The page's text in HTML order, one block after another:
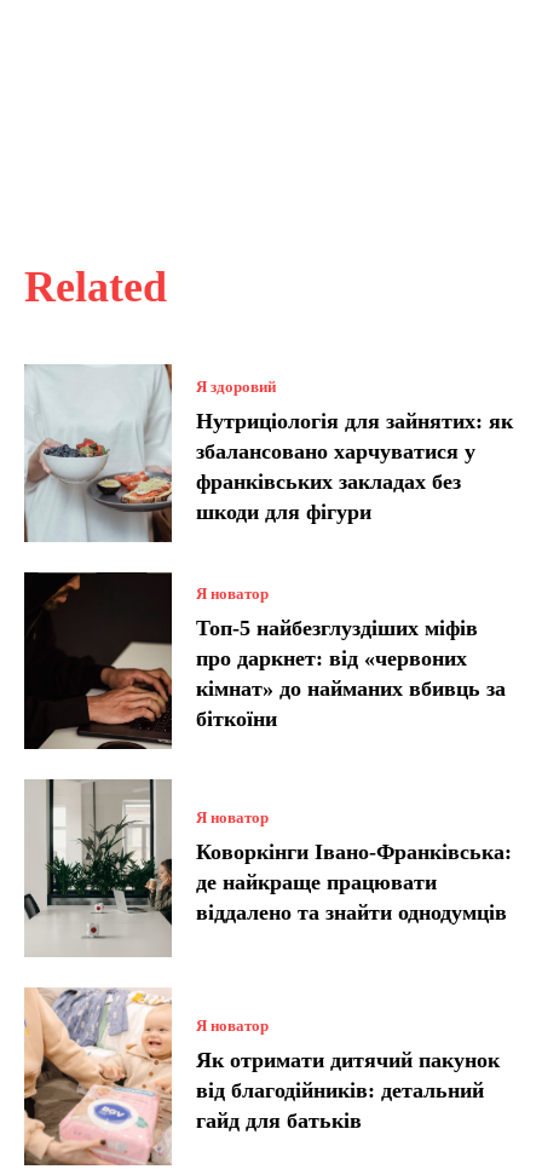
Related
Я здоровий
Нутриціологія для зайнятих: як
збалансовано харчуватися у
франківських закладах без
шкоди для фігури
Я новатор
Топ-5 найбезглуздіших міфів
про даркнет: від «червоних
кімнат» до найманих вбивць за
біткоїни
Я новатор
Коворкінги Івано-Франківська:
де найкраще працювати
віддалено та знайти однодумців
Я новатор
Як отримати дитячий пакунок
від благодійників: детальний
гайд для батьків